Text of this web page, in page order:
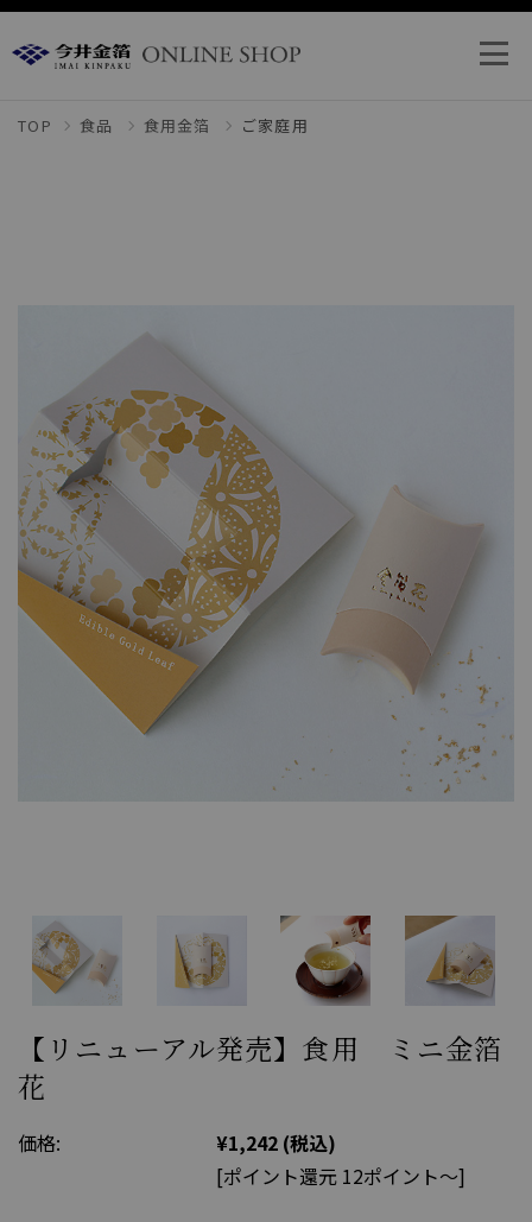
TOP 食品 食用金箔 ご家庭用
【リニューアル発売】食用 ミニ金箔
花
価格: ¥1,242 (税込)
[ポイント還元 12ポイント～]